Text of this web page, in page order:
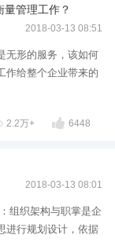
管理工作？
2018-03-13 08:51
无形的服务，该如何
作给整个企业带来的
2.2万+ 6448
2018-03-13 08:01
组织架构与职掌是企
进行规划设计，依据